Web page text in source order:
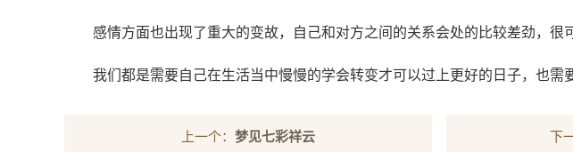
感情方面也出现了重大的变故，自己和对方之间的关系会处的比较差劲，很
我们都是需要自己在生活当中慢慢的学会转变才可以过上更好的日子，也需
上一个： 梦见七彩祥云 下